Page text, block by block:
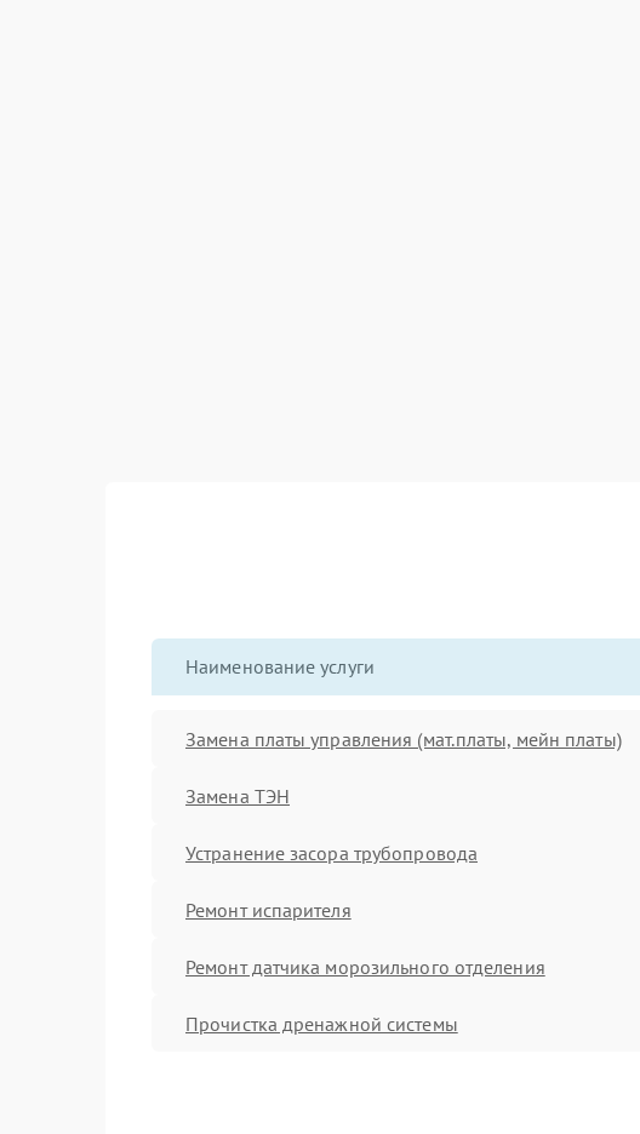
Наименование услуги
Замена платы управления (мат.платы, мейн платы)
Замена ТЭН
Устранение засора трубопровода
Ремонт испарителя
Ремонт датчика морозильного отделения
Прочистка дренажной системы